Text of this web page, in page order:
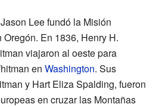
Lee fundó la Misión
En 1836, Henry H.
viajaron al oeste para
en Washington. Sus
y Hart Eliza Spalding, fueron
en cruzar las Montañas